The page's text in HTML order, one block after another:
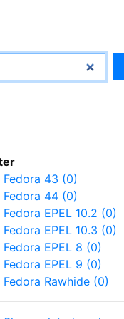
Fedora 43 (0)
Fedora 44 (0)
Fedora EPEL 10.2 (0)
Fedora EPEL 10.3 (0)
Fedora EPEL 8 (0)
Fedora EPEL 9 (0)
Fedora Rawhide (0)